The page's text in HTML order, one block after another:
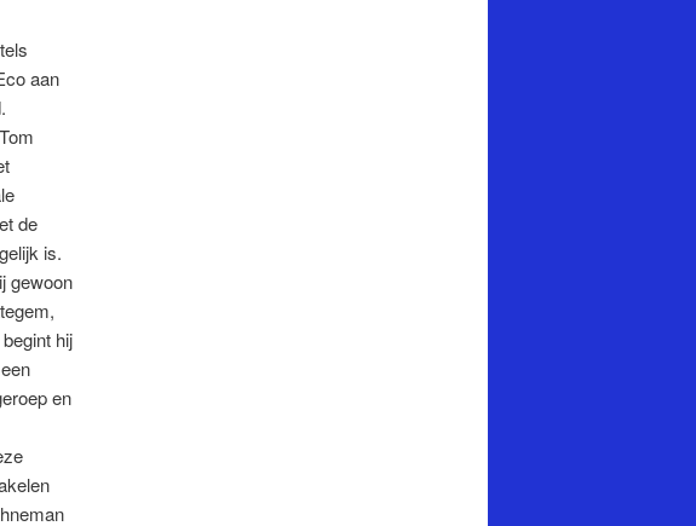
aan
de
is.
gewoon
hij
en